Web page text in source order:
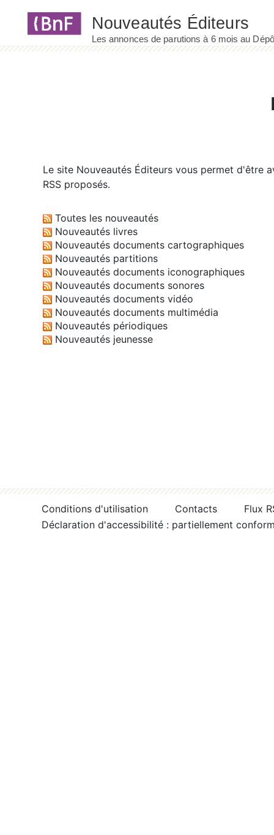
Le site Nouveautés Éditeurs vous permet d'être
RSS proposés.
Toutes les nouveautés
Nouveautés livres
Nouveautés documents cartographiques
Nouveautés partitions
Nouveautés documents iconographiques
Nouveautés documents sonores
Nouveautés documents vidéo
Nouveautés documents multimédia
Nouveautés périodiques
Nouveautés jeunesse
Conditions d'utilisation Contacts
Flux
Déclaration d'accessibilité : partiellement